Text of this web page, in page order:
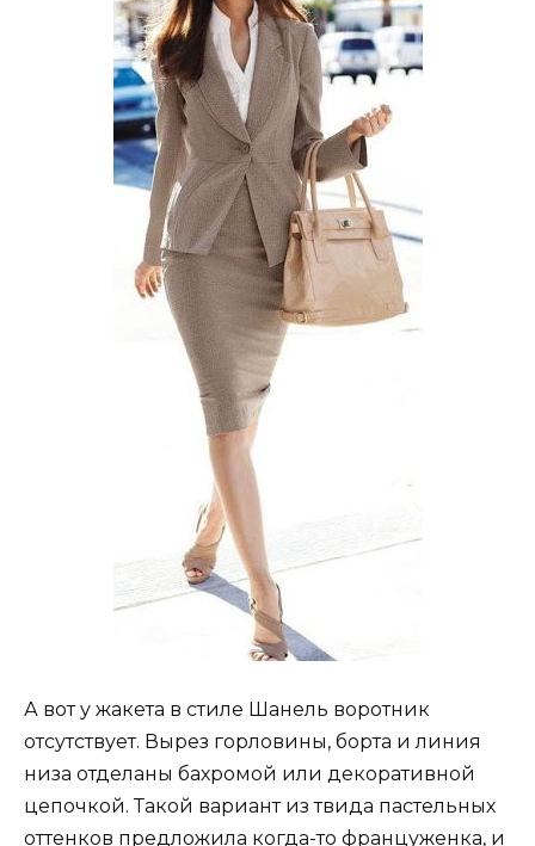
А вот у жакета в стиле Шанель воротник
отсутствует. Вырез горловины, борта и линия
низа отделаны бахромой или декоративной
цепочкой. Такой вариант из твида пастельных
оттенков предложила когда-то француженка, и